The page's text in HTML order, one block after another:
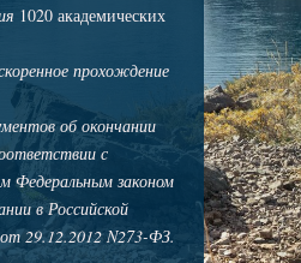
1020 академических
прохождение
об окончании
с
Федеральным законом
в Российской
29.12.2012 N273-ФЗ.